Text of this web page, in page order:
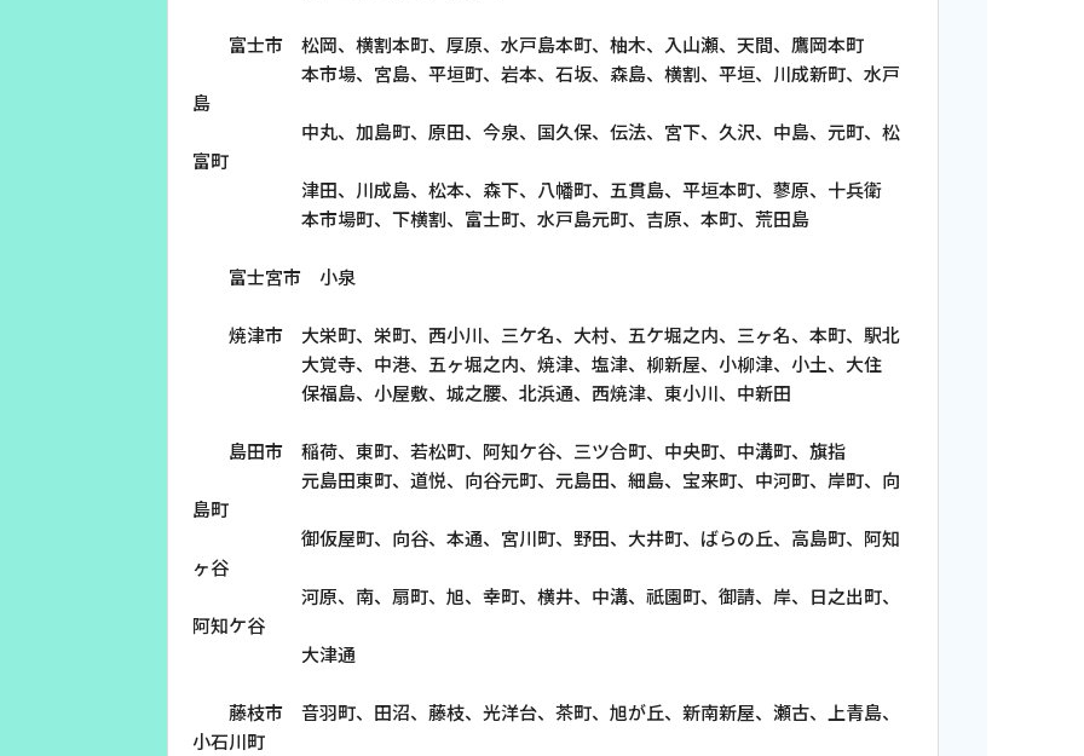
決算公告・電子公告
自治体様・事業者様向けサービ
お知らせ
メンテナンス情報
安全・安心マーク
約款・重要事項説明書 プライバシーポリシー
富士市 松岡、横割本町、厚原、水戸島本町、柚木、入山瀬、天間、鷹岡本町
本市場、宮島、平垣町、岩本、石坂、森島、横割、平垣、川成新町、水戸
島
中丸、加島町、原田、今泉、国久保、伝法、宮下、久沢、中島、元町、松
富町
津田、川成島、松本、森下、八幡町、五貫島、平垣本町、蓼原、十兵衛
本市場町、下横割、富士町、水戸島元町、吉原、本町、荒田島
富士宮市 小泉
焼津市 大栄町、栄町、西小川、三ケ名、大村、五ケ堀之内、三ヶ名、本町、駅北
大覚寺、中港、五ヶ堀之内、焼津、塩津、柳新屋、小柳津、小土、大住
保福島、小屋敷、城之腰、北浜通、西焼津、東小川、中新田
島田市 稲荷、東町、若松町、阿知ケ谷、三ツ合町、中央町、中溝町、旗指
元島田東町、道悦、向谷元町、元島田、細島、宝来町、中河町、岸町、向
島町
御仮屋町、向谷、本通、宮川町、野田、大井町、ばらの丘、高島町、阿知
ヶ谷
河原、南、扇町、旭、幸町、横井、中溝、祇園町、御請、岸、日之出町、
阿知ケ谷
大津通
藤枝市 音羽町、田沼、藤枝、光洋台、茶町、旭が丘、新南新屋、瀬古、上青島、
小石川町